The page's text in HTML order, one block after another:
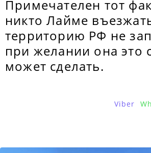
Примечателен тот
никто Лайме
территорию РФ не
при желании она это
может сделать.
Viber